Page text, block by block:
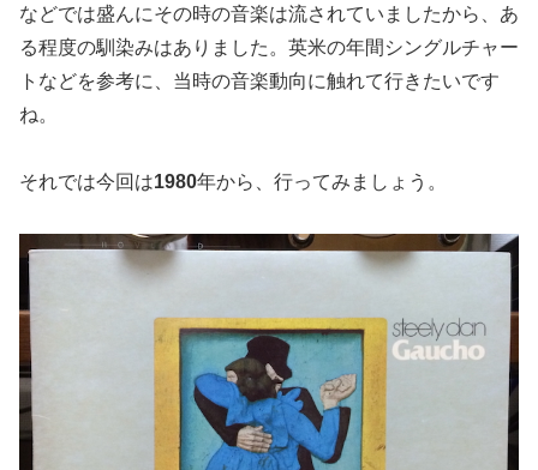
などでは盛んにその時の音楽は流されていましたから、あ
る程度の馴染みはありました。英米の年間シングルチャー
トなどを参考に、当時の音楽動向に触れて行きたいです
ね。
それでは今回は1980年から、行ってみましょう。